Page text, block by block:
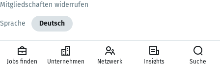
Mitgliedschaften widerrufen
Sprache Deutsch
Jobs finden Unternehmen Netzwerk Insights Suche